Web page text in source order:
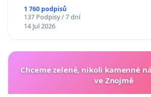
1 760 podpisů
137 Podpisy / 7 dní
14 Jul 2026
Chceme zelené, nikoli kamenné
ve Znojmě